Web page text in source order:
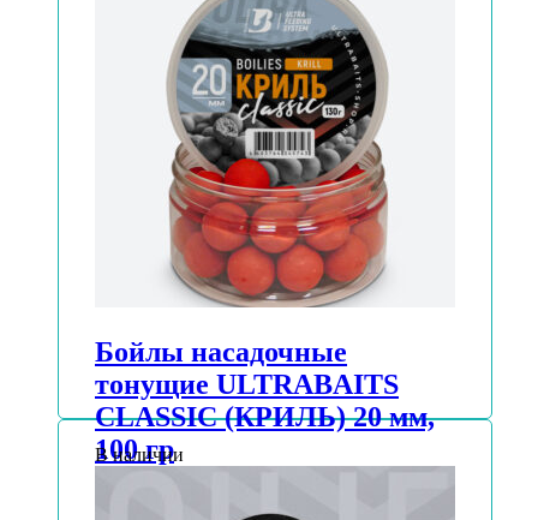
Бойлы насадочные
тонущие ULTRABAITS
CLASSIC (КРИЛЬ) 20 мм,
100 гр
В наличии